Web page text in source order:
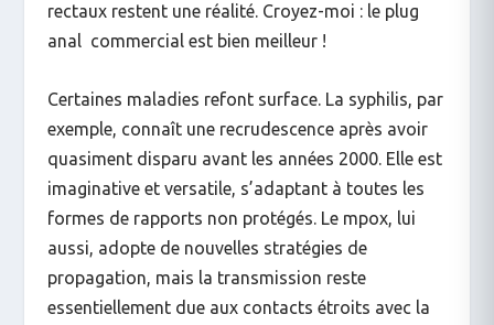
rectaux restent une réalité. Croyez-moi : le plug
anal commercial est bien meilleur !
Certaines maladies refont surface. La syphilis, par
exemple, connaît une recrudescence après avoir
quasiment disparu avant les années 2000. Elle est
imaginative et versatile, s’adaptant à toutes les
formes de rapports non protégés. Le mpox, lui
aussi, adopte de nouvelles stratégies de
propagation, mais la transmission reste
essentiellement due aux contacts étroits avec la